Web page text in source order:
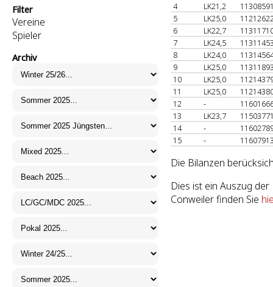
Filter
Vereine
Spieler
Archiv
4
LK21,2
5
LK25,0
6
LK22,7
7
LK24,5
8
LK24,0
9
LK25,0
10
LK25,0
11
LK25,0
12
-
13
LK23,7
14
-
15
-
Die Bilanzen
Dies ist ein Auszug
Conweiler finden Sie